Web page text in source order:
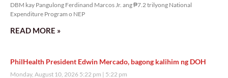
DBM kay Pangulong Ferdinand Marcos Jr. ang ₱7.2 trilyong National
Expenditure Program o NEP
READ MORE »
PhilHealth President Edwin Mercado, bagong kalihim ng DOH
Monday, August 10, 2026 5:22 pm 5:22 pm